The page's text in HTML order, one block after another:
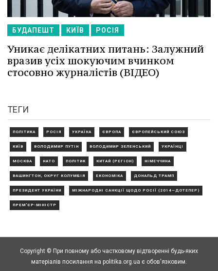
БУДАПЕШТ КИЇВ РОСІЯ
Уникає делікатних питань: Залужний
вразив усіх шокуючим вчинком
стосовно журналістів (ВІДЕО)
ТЕГИ
ПОЛІТИКА РОСІЯ УКРАЇНА ЄВРОПА ЄВРОПЕЙСЬКИЙ СОЮЗ
КИЇВ ВОЛОДИМИР ПУТІН ВОЛОДИМИР ЗЕЛЕНСЬКИЙ УКРАЇНЦІ
МОСКВА НАТО ПОЛІТИК КИТАЙ (РЕГІОН) НІМЕЧЧИНА
ВАШИНГТОН, ОКРУГ КОЛУМБІЯ ЕКОНОМІКА ДОНАЛЬД ТРАМП
ПРЕЗИДЕНТ УКРАЇНИ МІЖНАРОДНІ САНКЦІЇ ЩОДО РОСІЇ (2014—ДОТЕПЕР)
ПРЕМ'ЄР-МІНІСТР
Copyright © При повному або частковому відтворенні будь-яких
матеріалів посилання на politika.org.ua є обов'язковим.